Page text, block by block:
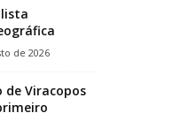
de 2026
de Viracopos